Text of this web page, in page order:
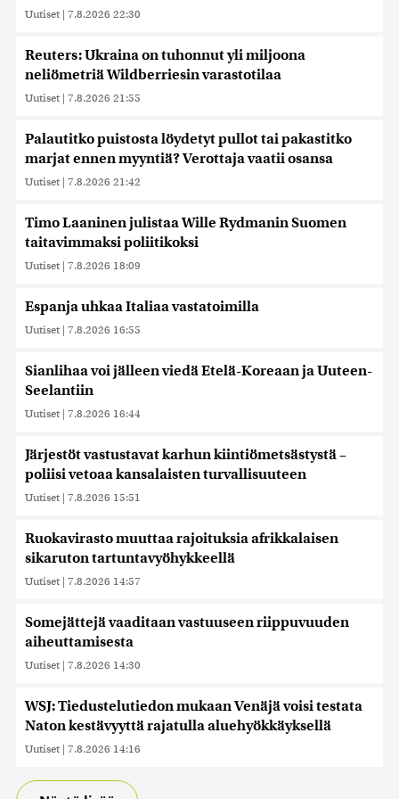
alan kumppaneillemme tietoja siitä, miten käytät
tietoja muihin tietoihin, joita olet antanut heille tai joita on
kerätty, kun olet käyttänyt heidän palvelujaan. Tietoja
Uutiset | 7.8.2026 22:30
Reuters: Ukraina on tuhonnut yli miljoona
neliömetriä Wildberriesin varastotilaa
Uutiset | 7.8.2026 21:55
Palautitko puistosta löydetyt pullot tai pakastitko
marjat ennen myyntiä? Verottaja vaatii osansa
Uutiset | 7.8.2026 21:42
Timo Laaninen julistaa Wille Rydmanin Suomen
taitavimmaksi poliitikoksi
Uutiset | 7.8.2026 18:09
Espanja uhkaa Italiaa vastatoimilla
Uutiset | 7.8.2026 16:55
Sianlihaa voi jälleen viedä Etelä-Koreaan ja Uuteen-
Seelantiin
Uutiset | 7.8.2026 16:44
Järjestöt vastustavat karhun kiintiömetsästystä –
poliisi vetoaa kansalaisten turvallisuuteen
Uutiset | 7.8.2026 15:51
Ruokavirasto muuttaa rajoituksia afrikkalaisen
sikaruton tartuntavyöhykkeellä
Uutiset | 7.8.2026 14:57
Somejättejä vaaditaan vastuuseen riippuvuuden
aiheuttamisesta
Uutiset | 7.8.2026 14:30
WSJ: Tiedustelutiedon mukaan Venäjä voisi testata
Naton kestävyyttä rajatulla aluehyökkäyksellä
Uutiset | 7.8.2026 14:16